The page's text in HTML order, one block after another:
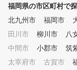
やめていたけど再チ
題のインドアゴル
インザゴルフで快
イフを始めてみませ
ることをインザゴ
福岡県の市区町村で
北九州市
福岡市
田川市
柳川市 八
中間市
小郡市 筑
太宰府市
古賀市